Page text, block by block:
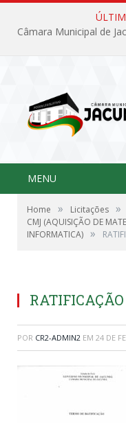
MENU
Home » Licitações »
CMJ (AQUISIÇÃO DE
INFORMATICA) »
RATIFICAÇÃO
POR CR2-ADMIN2 EM 24 DE